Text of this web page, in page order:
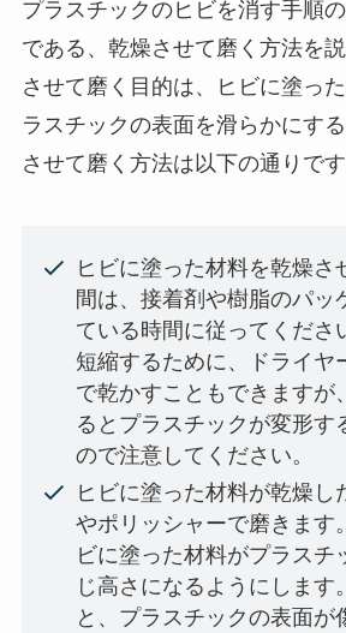
プラスチックのヒビを消す手順
である、乾燥させて磨く方法を
させて磨く目的は、ヒビに塗っ
ラスチックの表面を滑らかにす
させて磨く方法は以下の通りです
ヒビに塗った材料を乾燥さ
間は、接着剤や樹脂のパッ
ている時間に従ってくださ
短縮するために、ドライヤ
で乾かすこともできますが
るとプラスチックが変形す
ので注意してください。
ヒビに塗った材料が乾燥し
やポリッシャーで磨きます
ビに塗った材料がプラスチ
じ高さになるようにします
と、プラスチックの表面が